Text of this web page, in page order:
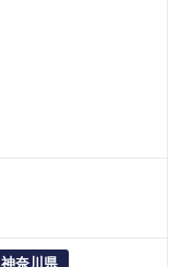
神奈川県